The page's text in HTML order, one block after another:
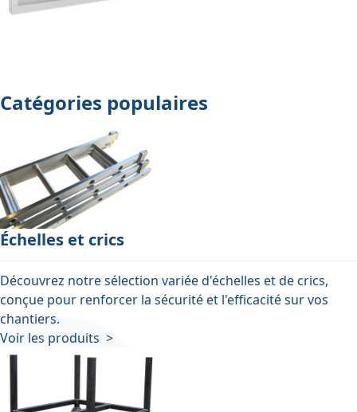
Catégories populaires
Échelles et crics
Découvrez notre sélection variée d'échelles et de crics,
conçue pour renforcer la sécurité et l'efficacité sur vos
chantiers.
Voir les produits >